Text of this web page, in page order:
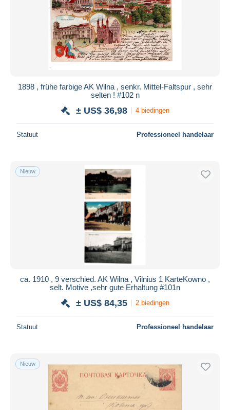
1898 , frühe farbige AK Wilna , senkr. Mittel-Faltspur , sehr
selten ! #102 n
± US$ 36,98 4 biedingen
Statuut Professioneel handelaar
Nieuw
ca. 1910 , 9 verschied. AK Wilna , Vilnius 1 KarteKowno ,
selt. Motive ,sehr gute Erhaltung #101n
± US$ 84,35 2 biedingen
Statuut Professioneel handelaar
Nieuw